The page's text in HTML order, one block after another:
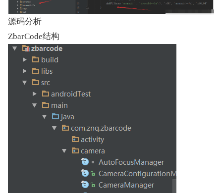
源码分析
ZbarCode结构